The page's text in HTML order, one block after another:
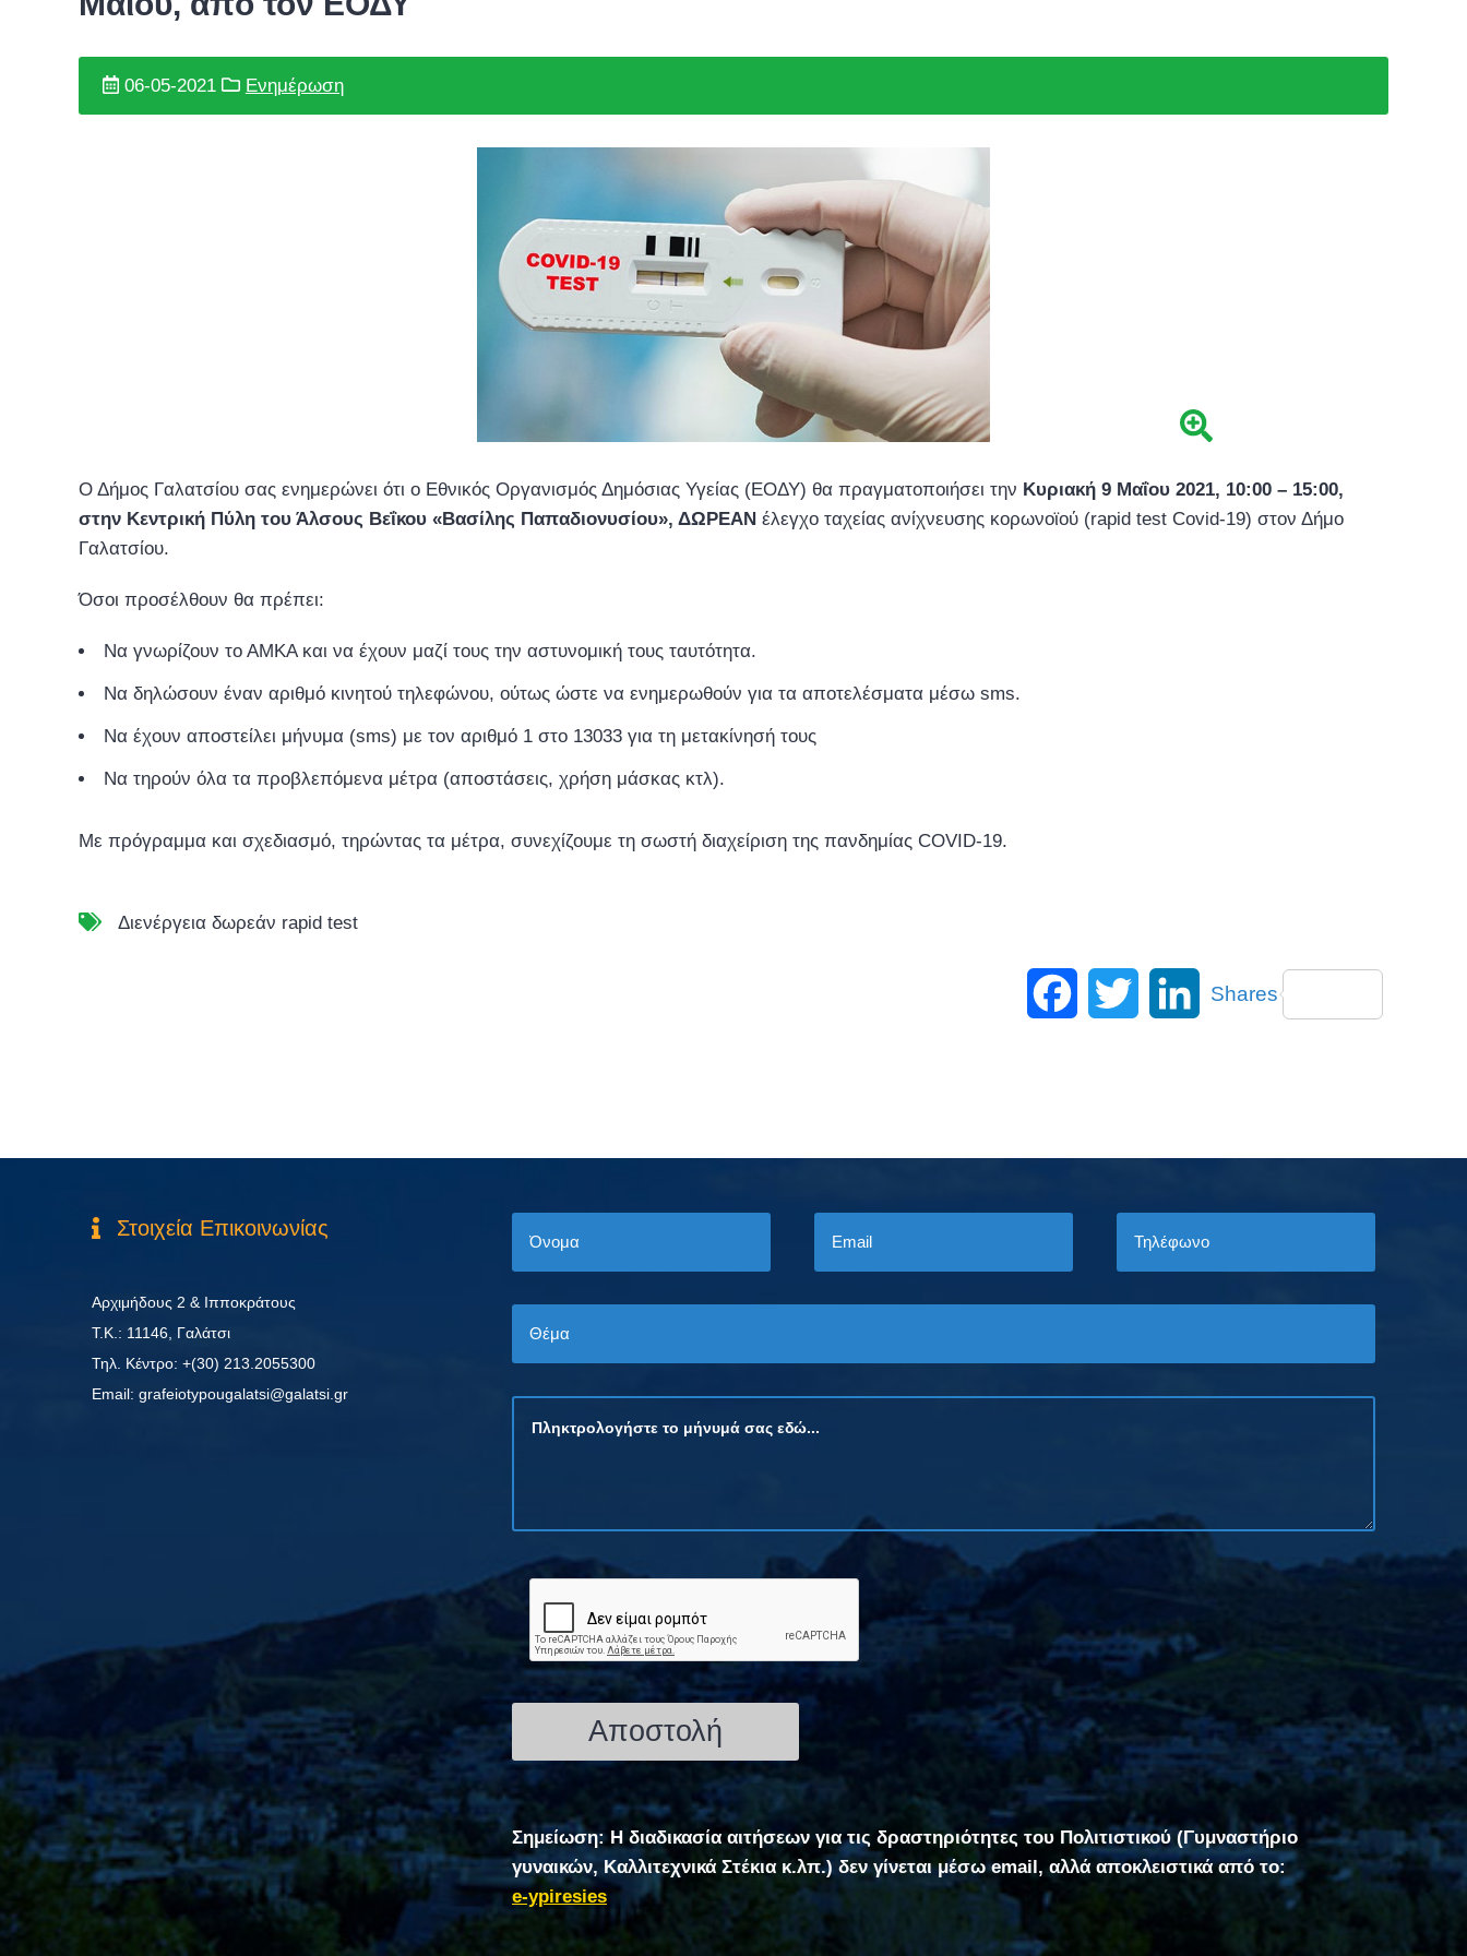
06-05-2021 Ενημέρωση
Ο Δήμος Γαλατσίου σας ενημερώνει ότι ο Εθνικός Οργανισμός Δημόσιας Υγείας (ΕΟΔΥ) θα πραγματοποιήσει την Κυριακή 9 Μαΐου 2021, 10:00 – 15:00,
στην Κεντρική Πύλη του Άλσους Βεΐκου «Βασίλης Παπαδιονυσίου», ΔΩΡΕΑΝ έλεγχο ταχείας ανίχνευσης κορωνοϊού (rapid test Covid-19) στον Δήμο
Γαλατσίου.
Όσοι προσέλθουν θα πρέπει:
Να γνωρίζουν το ΑΜΚΑ και να έχουν μαζί τους την αστυνομική τους ταυτότητα.
Να δηλώσουν έναν αριθμό κινητού τηλεφώνου, ούτως ώστε να ενημερωθούν για τα αποτελέσματα μέσω sms.
Να έχουν αποστείλει μήνυμα (sms) με τον αριθμό 1 στο 13033 για τη μετακίνησή τους
Να τηρούν όλα τα προβλεπόμενα μέτρα (αποστάσεις, χρήση μάσκας κτλ).
Με πρόγραμμα και σχεδιασμό, τηρώντας τα μέτρα, συνεχίζουμε τη σωστή διαχείριση της πανδημίας COVID-19.
Διενέργεια δωρεάν rapid test
FacebookTwitter
Shares
Στοιχεία Επικοινωνίας
Αρχιμήδους 2 & Ιπποκράτους
Τ.Κ.: 11146, Γαλάτσι
Τηλ. Κέντρο: +(30) 213.2055300
Εmail: grafeiotypougalatsi@galatsi.gr
Σημείωση: Η διαδικασία αιτήσεων για τις δραστηριότητες του Πολιτιστικού (Γυμναστήριο
γυναικών, Καλλιτεχνικά Στέκια κ.λπ.) δεν γίνεται μέσω email, αλλά αποκλειστικά από το:
e-ypiresies